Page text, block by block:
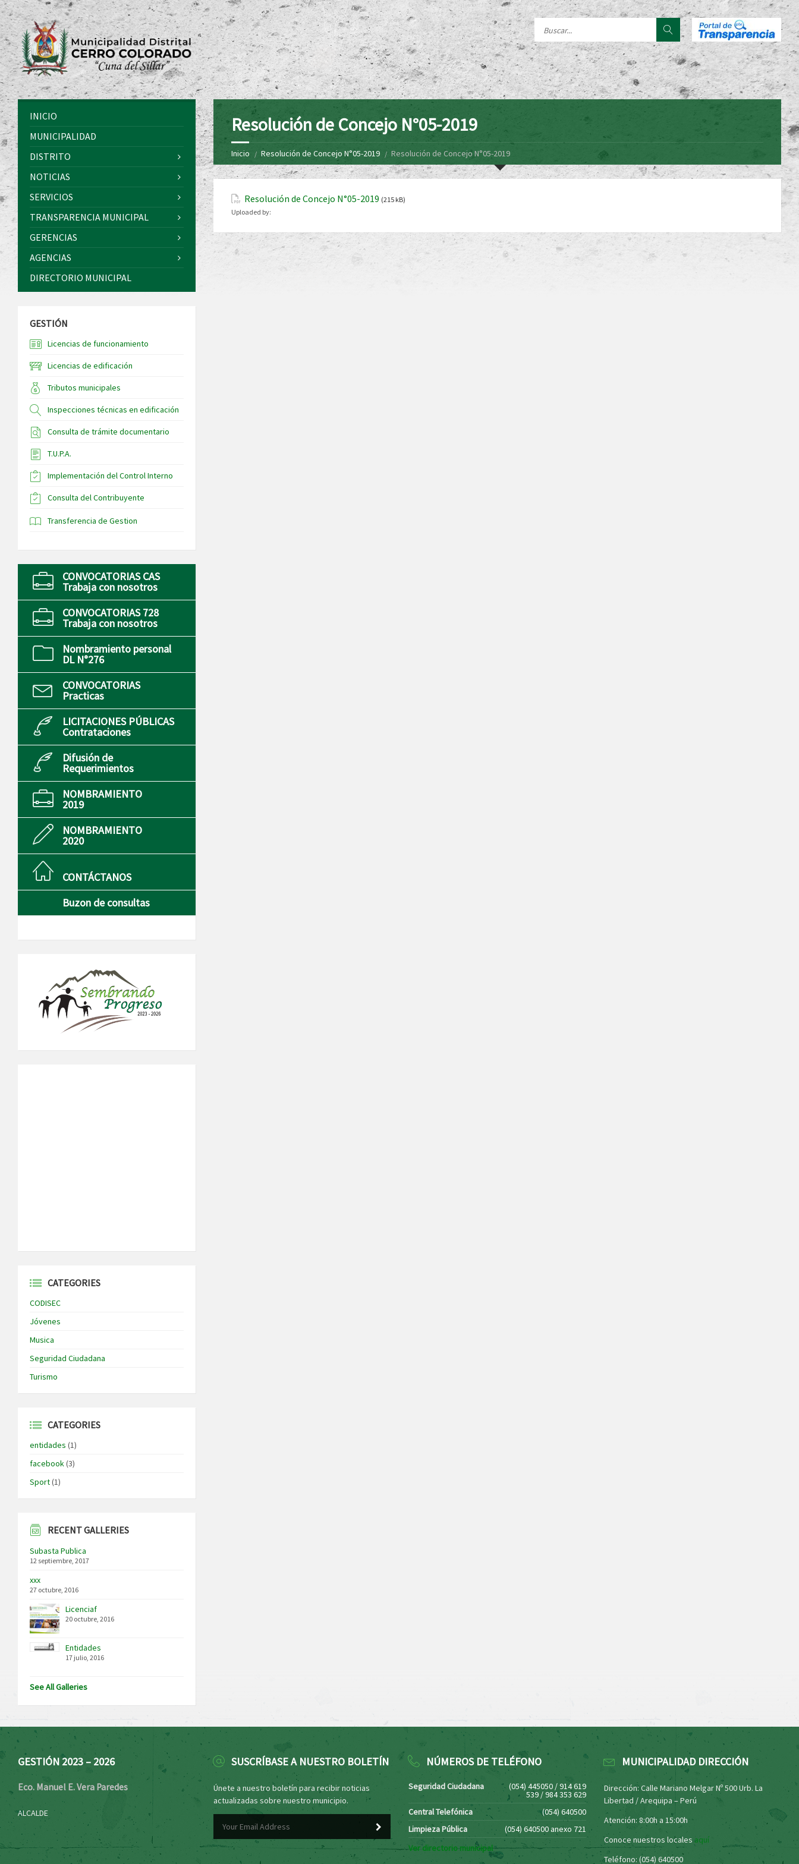
Resolución de Concejo N°05-2019
Inicio Resolución de Concejo N°05-2019 Resolución de Concejo N°05-2019
Resolución de Concejo N°05-2019 (215 kB)
Uploaded by:
INICIO
MUNICIPALIDAD
DISTRITO
NOTICIAS
SERVICIOS
TRANSPARENCIA MUNICIPAL
GERENCIAS
AGENCIAS
DIRECTORIO MUNICIPAL
GESTIÓN
Licencias de funcionamiento
Licencias de edificación
Tributos municipales
Inspecciones técnicas en edificación
Consulta de trámite documentario
T.U.P.A.
Implementación del Control Interno
Consulta del Contribuyente
Transferencia de Gestion
CONVOCATORIAS CAS
Trabaja con nosotros
CONVOCATORIAS 728
Trabaja con nosotros
Nombramiento personal
DL N°276
CONVOCATORIAS
Practicas
LICITACIONES PÚBLICAS
Contrataciones
Difusión de
Requerimientos
NOMBRAMIENTO
2019
NOMBRAMIENTO
2020
CONTÁCTANOS
Buzon de consultas
CATEGORIES
CODISEC
Jóvenes
Musica
Seguridad Ciudadana
Turismo
CATEGORIES
entidades (1)
facebook(3)
Sport(1)
RECENT GALLERIES
Subasta Publica
12 septiembre, 2017
xxx
27 octubre, 2016
Licenciaf
20 octubre, 2016
Entidades
17 julio, 2016
See All Galleries
GESTIÓN 2023 – 2026
Eco. Manuel E. Vera Paredes
ALCALDE
SUSCRÍBASE A NUESTRO BOLETÍN
Únete a nuestro boletín para recibir noticias
actualizadas sobre nuestro municipio.
NÚMEROS DE TELÉFONO
Seguridad Ciudadana (054) 445050 / 914 619
539 / 984 353 629
Central Telefónica
(054) 640500
Limpieza Pública
(054) 640500 anexo 721
Ver directorio municipal
MUNICIPALIDAD DIRECCIÓN
Dirección: Calle Mariano Melgar Nº 500 Urb. La
Libertad / Arequipa – Perú
Atención: 8:00h a 15:00h
Conoce nuestros locales aquí
Teléfono: (054) 640500